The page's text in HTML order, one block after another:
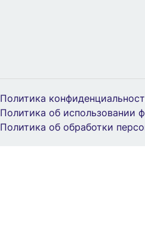
Политика
Политика об использовании
Политика об обработки